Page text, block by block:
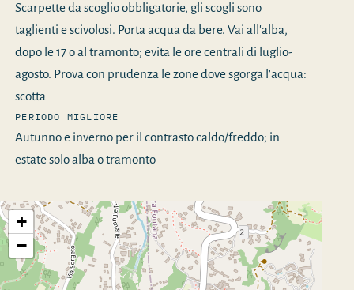
Scarpette da scoglio obbligatorie, gli scogli sono
taglienti e scivolosi. Porta acqua da bere. Vai all'alba,
dopo le 17 o al tramonto; evita le ore centrali di luglio-
agosto. Prova con prudenza le zone dove sgorga l'acqua:
scotta
PERIODO MIGLIORE
Autunno e inverno per il contrasto caldo/freddo; in
estate solo alba o tramonto
+
−